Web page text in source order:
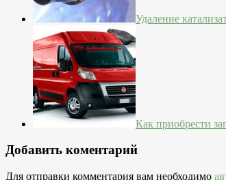
Удаление
Как приобрести
Добавить коментарий
Для отправки комментария вам необходимо